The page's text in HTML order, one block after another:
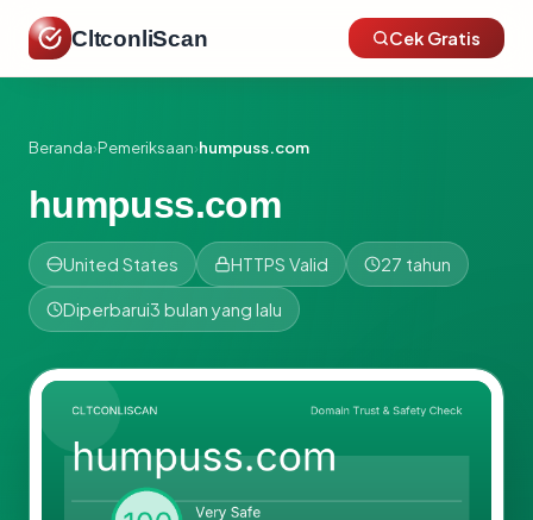
CltconliScan Cek Gratis
Beranda›Pemeriksaan›humpuss.com
humpuss.com
United States HTTPS Valid 27 tahun
Diperbarui3 bulan yang lalu